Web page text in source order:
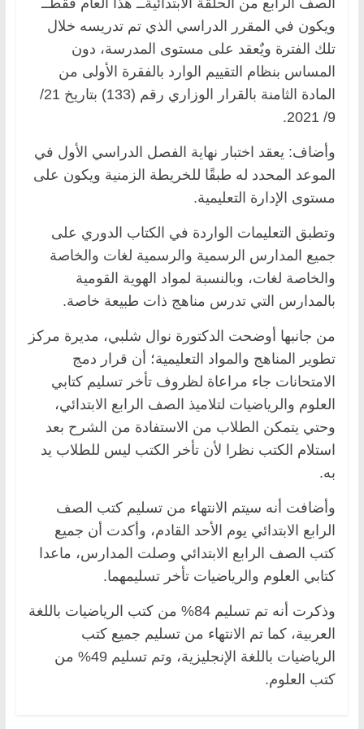
ويكون في المقرر الدراسي الذي تم تدريسه خلال
تلك الفترة ويٌعقد على مستوى المدرسة، دون
المساس بنظام التقييم الوارد بالفقرة الأولى من
المادة الثامنة بالقرار الوزاري رقم (133) بتاريخ 21/
9/ 2021.
وأضاف: يعقد اختبار نهاية الفصل الدراسي الأول في
الموعد المحدد له طبقًا للخريطة الزمنية ويكون على
مستوى الإدارة التعليمية.
وتطبق التعليمات الواردة في الكتاب الدوري على
جميع المدارس الرسمية والرسمية لغات والخاصة
والخاصة لغات، وبالنسبة لمواد الهوية القومية
بالمدارس التي تدرس مناهج ذات طبيعة خاصة.
من جانبها أوضحت الدكتورة نوال شلبي، مديرة مركز
تطوير المناهج والمواد التعليمية؛ أن قرار دمج
الامتحانات جاء مراعاة لظروف تأخر تسليم كتابي
العلوم والرياضيات لتلاميذ الصف الرابع الابتدائي،
وحتي يتمكن الطلاب من الاستفادة من الشرح بعد
استلام الكتب نظرا لأن تأخر الكتب ليس للطلاب يد
به.
وأضافت أنه سيتم الانتهاء من تسليم كتب الصف
الرابع الابتدائي يوم الأحد القادم، وأكدت أن جميع
كتب الصف الرابع الابتدائي وصلت المدارس، ماعدا
كتابي العلوم والرياضيات تأخر تسليمهما.
وذكرت أنه تم تسليم 84% من كتب الرياضيات باللغة
العربية، كما تم الانتهاء من تسليم جميع كتب
الرياضيات باللغة الإنجليزية، وتم تسليم 49% من
كتب العلوم.